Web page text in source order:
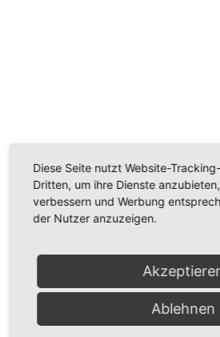
durch und stimmen Sie der
um dieses Video
Akzeptieren
Usercentrics
Platform
Diese Seite nutzt Website-
Dritten, um ihre Dienste
verbessern und Werbung
der Nutzer anzuzeigen.
Ablehnen